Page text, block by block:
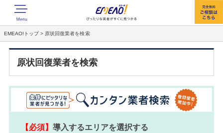
EMEAO!トップ > 原状回復業者を検索
原状回復業者を検索
【必須】導入するエリアを選択する